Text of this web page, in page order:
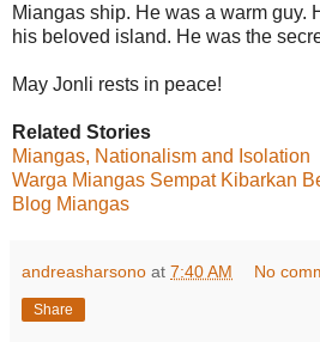
Miangas ship. He was a warm guy.
his beloved island. He was the
May Jonli rests in peace!
Related Stories
Miangas, Nationalism and Isolation
Warga Miangas Sempat Kibarkan
Blog Miangas
andreasharsono at 7:40 AM No
Share